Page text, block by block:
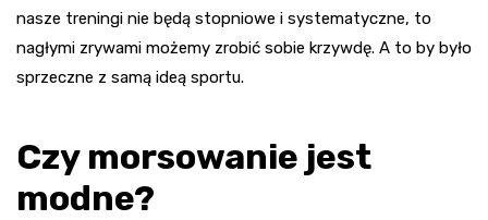
nasze treningi nie będą stopniowe i systematyczne, to
nagłymi zrywami możemy zrobić sobie krzywdę. A to by było
sprzeczne z samą ideą sportu.
Czy morsowanie jest
modne?